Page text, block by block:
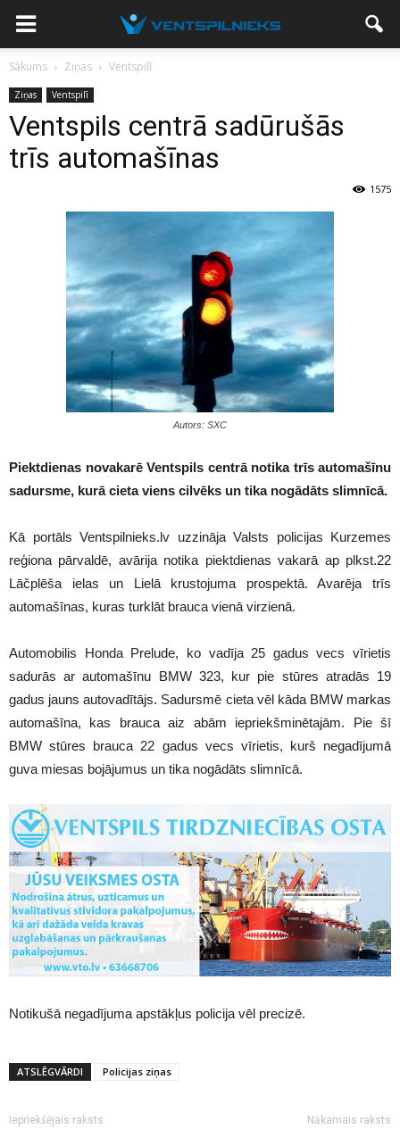
Sākums Ziņas Ventspilī
Ziņas Ventspilī
Ventspils centrā sadūrušās
trīs automašīnas
1575
Autors: SXC
Piektdienas novakarē Ventspils centrā notika trīs automašīnu
sadursme, kurā cieta viens cilvēks un tika nogādāts slimnīcā.
Kā portāls Ventspilnieks.lv uzzināja Valsts policijas Kurzemes
reģiona pārvaldē, avārija notika piektdienas vakarā ap plkst.22
Lāčplēša ielas un Lielā krustojuma prospektā. Avarēja trīs
automašīnas, kuras turklāt brauca vienā virzienā.
Automobilis Honda Prelude, ko vadīja 25 gadus vecs vīrietis
sadurās ar automašīnu BMW 323, kur pie stūres atradās 19
gadus jauns autovadītājs. Sadursmē cieta vēl kāda BMW markas
automašīna, kas brauca aiz abām iepriekšminētajām. Pie šī
BMW stūres brauca 22 gadus vecs vīrietis, kurš negadījumā
guva miesas bojājumus un tika nogādāts slimnīcā.
Notikušā negadījuma apstākļus policija vēl precizē.
ATSLĒGVĀRDI Policijas ziņas
Iepriekšējais raksts Nākamais raksts